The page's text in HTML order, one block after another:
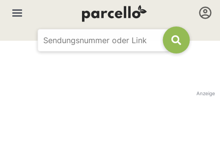
Anzeige